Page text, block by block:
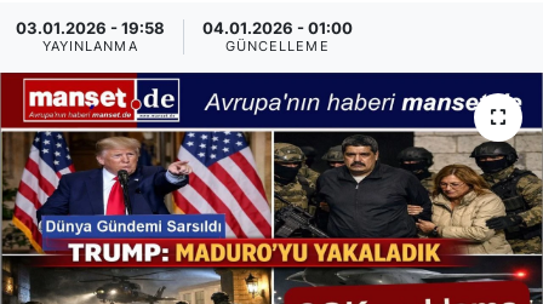
03.01.2026 - 19:58
YAYINLANMA
04.01.2026 - 01:00
GÜNCELLEME